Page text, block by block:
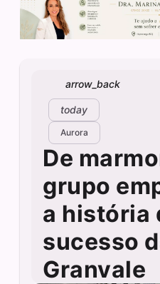
arrow_back
today
Aurora
De
grupo
a história
sucesso
Granvale